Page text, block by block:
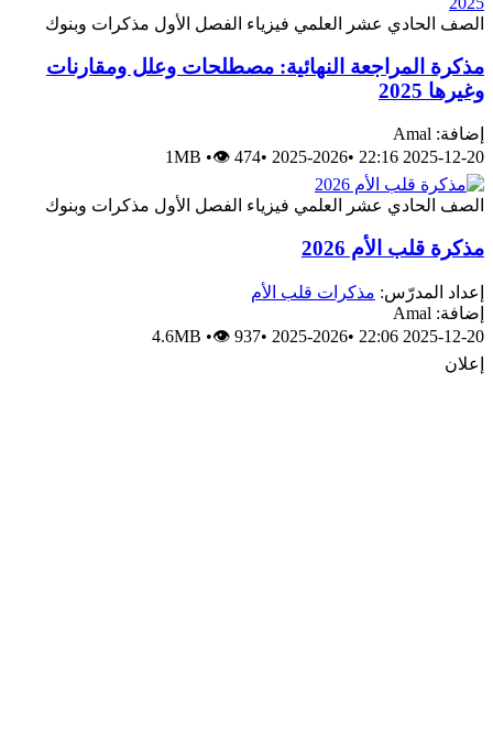
الصف الحادي عشر العلمي فيزياء الفصل الأول مذكرات وبنوك
مذكرة المراجعة النهائية: مصطلحات وعلل ومقارنات
وغيرها 2025
إضافة: Amal
2025-12-20 22:16
•
2025-2026
•
1MB •👁 474
الصف الحادي عشر العلمي فيزياء الفصل الأول مذكرات وبنوك
مذكرة قلب الأم 2026
إعداد المدرّس: مذكرات قلب الأم
إضافة: Amal
2025-12-20 22:06
•
2025-2026
•
4.6MB •👁 937
إعلان